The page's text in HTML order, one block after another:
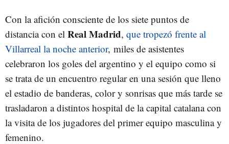
Con la afición consciente de los siete puntos de
distancia con el Real Madrid, que tropezó frente al
Villarreal la noche anterior, miles de asistentes
celebraron los goles del argentino y el equipo como si
se trata de un encuentro regular en una sesión que lleno
el estadio de banderas, color y sonrisas que más tarde se
trasladaron a distintos hospital de la capital catalana con
la visita de los jugadores del primer equipo masculina y
femenino.